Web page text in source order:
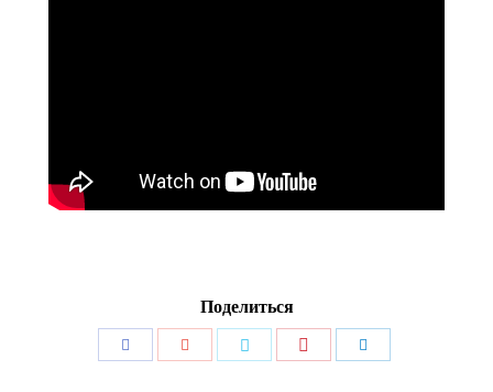
Поделиться
ПоделитьсяПоделитьсяПоделитьсяПоделиться